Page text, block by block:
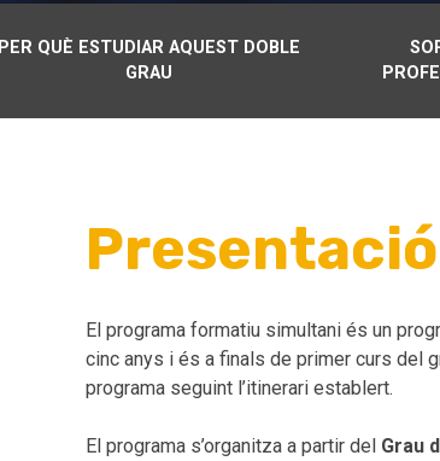
PER QUÈ ESTUDIAR AQUEST DOBLE
GRAU
Presentació
El programa formatiu simultani és un
cinc anys i és a finals de primer curs del
programa seguint l’itinerari establert.
El programa s’organitza a partir del Grau